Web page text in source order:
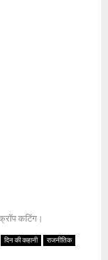
कटिंग।
दिन की कहानी
राजनीतिक